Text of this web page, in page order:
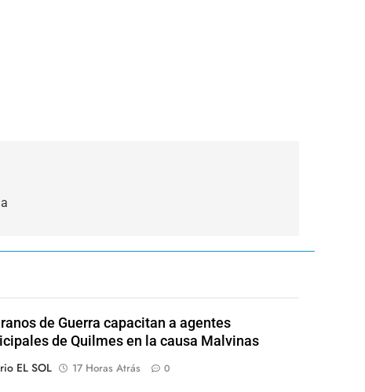
de Guerra capacitan a agentes
de Quilmes en la causa Malvinas
EL SOL
17 Horas Atrás 0